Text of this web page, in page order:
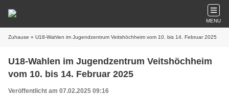
MENU
Zuhause » U18-Wahlen im Jugendzentrum Veitshöchheim vom 10. bis 14. Februar 2025
U18-Wahlen im Jugendzentrum Veitshöchheim
vom 10. bis 14. Februar 2025
Veröffentlicht am 07.02.2025 09:16